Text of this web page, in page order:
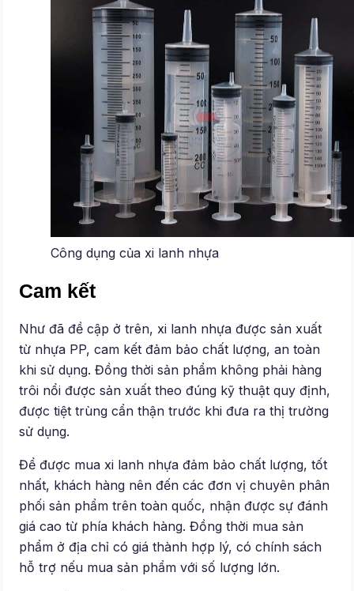
Công dụng của xi lanh nhựa
Cam kết
Như đã đề cập ở trên, xi lanh nhựa được sản xuất
từ nhựa PP, cam kết đảm bảo chất lượng, an toàn
khi sử dụng. Đồng thời sản phẩm không phải hàng
trôi nổi được sản xuất theo đúng kỹ thuật quy định,
được tiệt trùng cẩn thận trước khi đưa ra thị trường
sử dụng.
Để được mua xi lanh nhựa đảm bảo chất lượng, tốt
nhất, khách hàng nên đến các đơn vị chuyên phân
phối sản phẩm trên toàn quốc, nhận được sự đánh
giá cao từ phía khách hàng. Đồng thời mua sản
phẩm ở địa chỉ có giá thành hợp lý, có chính sách
hỗ trợ nếu mua sản phẩm với số lượng lớn.